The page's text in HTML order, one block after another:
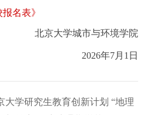
名表》
北京大学城市与环境学院
2026年7月1日
大学研究生教育创新计划 “地理